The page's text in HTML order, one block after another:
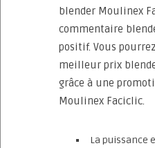
blender Moulinex
commentaire
positif. Vous
meilleur prix
grâce à une
Moulinex Faciclic.
La puissance